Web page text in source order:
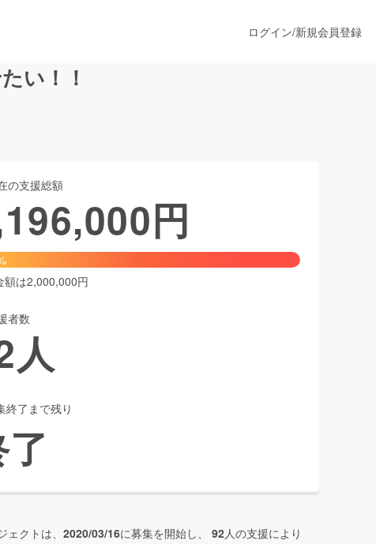
ファッション
ケア
ログイン/新規会員登録
い！！
の支援総額
円
額は2,000,000円
者数
人
終了まで残り
ェクトは、 2020/03/16に募集を開始し、 92人の支援により